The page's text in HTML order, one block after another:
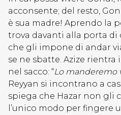
acconsente; del resto,
è sua madre! Aprendo la
trova davanti alla porta di
che gli impone di andar
se ne sbatte. Azize
nel sacco: “Lo manderemo
Reyyan si incontrano a
spiega che Hazar non gli
l’unico modo per fingere